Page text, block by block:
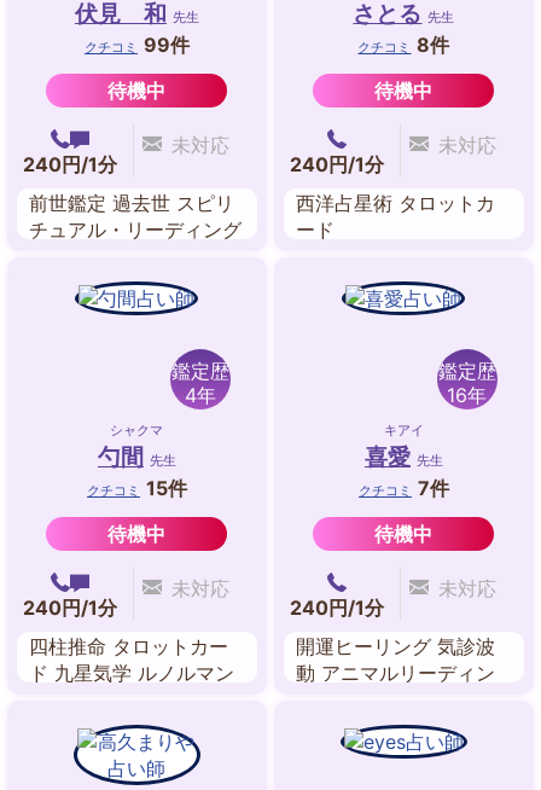
伏見 和 先生
クチコミ 99件
待機中
240円/1分
未対応
前世鑑定 過去世 スピリ
チュアル・リーディング
チャネリング エネルギ
ーワーク
さとる 先生
クチコミ
8件
待機中
240円/1分
未対応
西洋占星術 タロットカ
ード
鑑定歴
4年
シャクマ
勺間 先生
クチコミ 15件
待機中
240円/1分
未対応
四柱推命 タロットカー
ド 九星気学 ルノルマン
鑑定歴
16年
キアイ
喜愛 先生
クチコミ 7件
待機中
240円/1分
未対応
開運ヒーリング 気診波
動 アニマルリーディン
ャクラ調整 守護龍占い